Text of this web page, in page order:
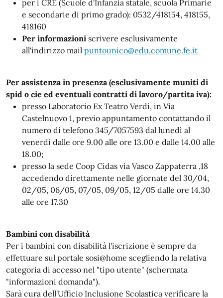
per i CRE (Scuole d'Infanzia statale, scuola Primarie
e secondarie di primo grado): 0532/418154, 418155,
418160
Per informazioni scrivere esclusivamente
all'indirizzo mail puntounico@edu.comune.fe.it
Per assistenza in presenza (esclusivamente muniti di
spid o cie ed eventuali contratti di lavoro/partita iva):
presso Laboratorio Ex Teatro Verdi, in Via
Castelnuovo 1, previo appuntamento contattando il
numero di telefono 345/7057593 dal lunedì al
venerdì dalle ore 9.00 alle ore 13.00 e dalle 14.00 alle
18.00;
presso la sede Coop Cidas via Vasco Zappaterra ,18
accedendo direttamente nelle giornate del 30/04,
02/05, 06/05, 07/05, 09/05, 12/05 dalle ore 14.30
alle ore 17.30
Bambini con disabilità
Per i bambini con disabilità l'iscrizione è sempre da
effettuare sul portale sosi@home scegliendo la relativa
categoria di accesso nel "tipo utente" (schermata
"informazioni domanda").
Sarà cura dell'Ufficio Inclusione Scolastica verificare la